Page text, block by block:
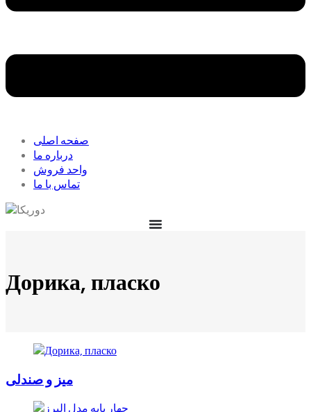
صفحه اصلی
درباره ما
واحد فروش
تماس با ما
Дорика, пласко
میز و صندلی